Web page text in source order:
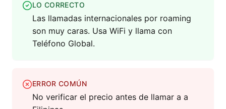
LO CORRECTO
Las llamadas internacionales por roaming
son muy caras. Usa WiFi y llama con
Teléfono Global.
ERROR COMÚN
No verificar el precio antes de llamar a a